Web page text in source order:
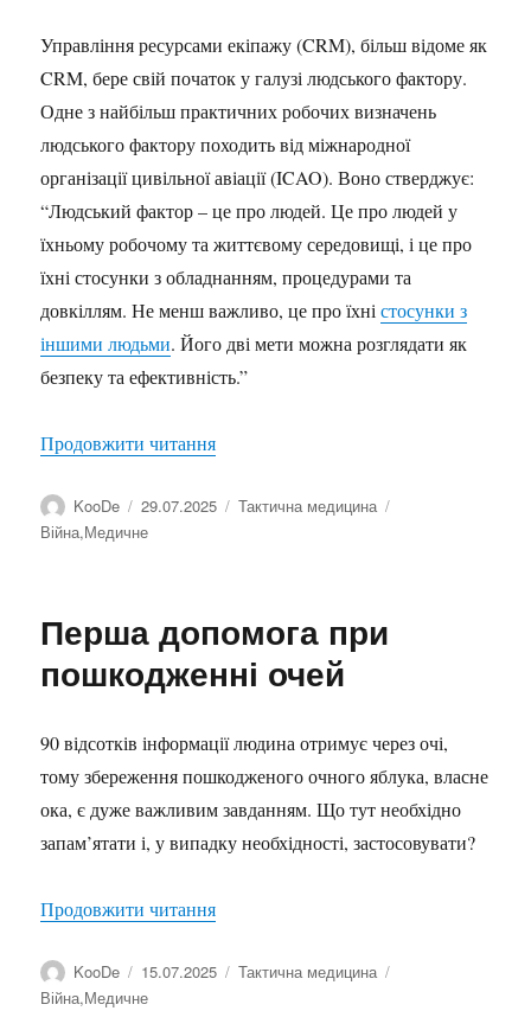
Управління ресурсами екіпажу (CRM), більш відоме як
CRM, бере свій початок у галузі людського фактору.
Одне з найбільш практичних робочих визначень
людського фактору походить від міжнародної
організації цивільної авіації (ICAO). Воно стверджує:
“Людський фактор – це про людей. Це про людей у
їхньому робочому та життєвому середовищі, і це про
їхні стосунки з обладнанням, процедурами та
довкіллям. Не менш важливо, це про їхністосунки з
іншими людьми. Його дві мети можна розглядати як
безпеку та ефективність.”
Продовжити читання“Crew Resource Management”
Автор
KooDe Оприлюднено
29.07.2025 Категорії
Тактична медицина
Війна,Медичне
Перша допомога при
пошкодженні очей
90 відсотків інформації людина отримує через очі,
тому збереження пошкодженого очного яблука, власне
ока, є дуже важливим завданням. Що тут необхідно
запам’ятати і, у випадку необхідності, застосовувати?
Продовжити читання“Перша допомога при пошкодженні
Автор
KooDe Оприлюднено
15.07.2025 Категорії
Тактична медицина
Війна,Медичне